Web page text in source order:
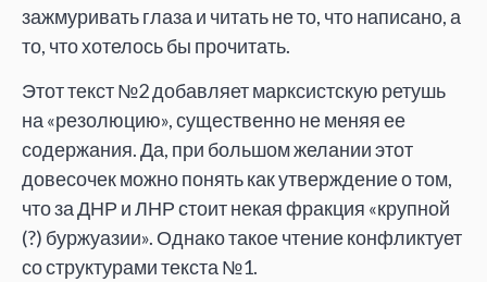
зажмуривать глаза и читать не то, что написано, а
то, что хотелось бы прочитать.
Этот текст №2 добавляет марксистскую ретушь
на «резолюцию», существенно не меняя ее
содержания. Да, при большом желании этот
довесочек можно понять как утверждение о том,
что за ДНР и ЛНР стоит некая фракция «крупной
(?) буржуазии». Однако такое чтение конфликтует
со структурами текста №1.